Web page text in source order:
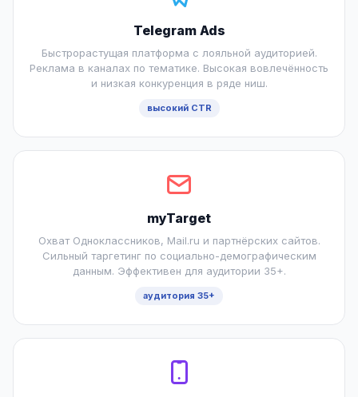
Telegram Ads
Быстрорастущая платформа с лояльной аудиторией.
Реклама в каналах по тематике. Высокая вовлечённость
и низкая конкуренция в ряде ниш.
высокий CTR
myTarget
Охват Одноклассников, Mail.ru и партнёрских сайтов.
Сильный таргетинг по социально-демографическим
данным. Эффективен для аудитории 35+.
аудитория 35+